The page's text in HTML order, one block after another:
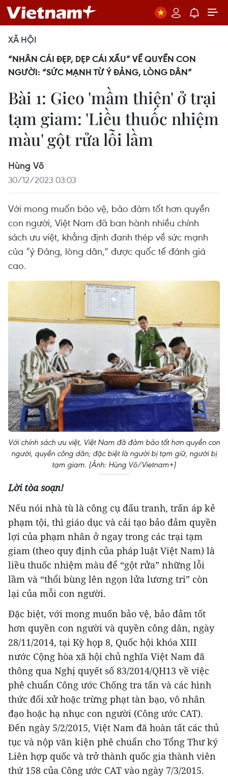
XÃ HỘI
“NHÂN CÁI ĐẸP, DẸP CÁI XẤU” VỀ QUYỀN CON
NGƯỜI: “SỨC MẠNH TỪ Ý ĐẢNG, LÒNG DÂN”
Bài 1: Gieo 'mầm thiện' ở trại
tạm giam: 'Liều thuốc nhiệm
màu' gột rửa lỗi lầm
Hùng Võ
30/12/2023 03:03
Với mong muốn bảo vệ, bảo đảm tốt hơn quyền
con người, Việt Nam đã ban hành nhiều chính
sách ưu việt, khẳng định đanh thép về sức mạnh
của “ý Đảng, lòng dân,” được quốc tế đánh giá
cao.
Với chính sách ưu việt, Việt Nam đã đảm bảo tốt hơn quyền con
người, quyền công dân; đặc biệt là người bị tạm giữ, người bị
tạm giam. (Ảnh: Hùng Võ/Vietnam+)
Lời tòa soạn!
Nếu nói nhà tù là công cụ đấu tranh, trấn áp kẻ
phạm tội, thì giáo dục và cải tạo bảo đảm quyền
lợi của phạm nhân ở ngay trong các trại tạm
giam (theo quy định của pháp luật Việt Nam) là
liều thuốc nhiệm màu để “gột rửa” những lỗi
lầm và “thổi bùng lên ngọn lửa lương tri” còn
lại của mỗi con người.
Đặc biệt, với mong muốn bảo vệ, bảo đảm tốt
hơn quyền con người và quyền công dân, ngày
28/11/2014, tại Kỳ họp 8, Quốc hội khóa XIII
nước Cộng hòa xã hội chủ nghĩa Việt Nam đã
thông qua Nghị quyết số 83/2014/QH13 về việc
phê chuẩn Công ước Chống tra tấn và các hình
thức đối xử hoặc trừng phạt tàn bạo, vô nhân
đạo hoặc hạ nhục con người (Công ước CAT).
Đến ngày 5/2/2015, Việt Nam đã hoàn tất các thủ
tục và nộp văn kiện phê chuẩn cho Tổng Thư ký
Liên hợp quốc và trở thành quốc gia thành viên
thứ 158 của Công ước CAT vào ngày 7/3/2015.